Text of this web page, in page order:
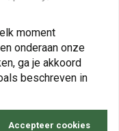
moment
onderaan onze
ga je akkoord
beschreven in
Accepteer cookies